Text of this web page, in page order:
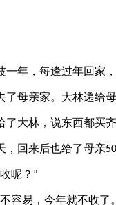
年，每逢过年回家
母亲家。大林递给
林，说东西都买齐
回来后也给了母亲
呢？ ”
容易，今年就不收了。